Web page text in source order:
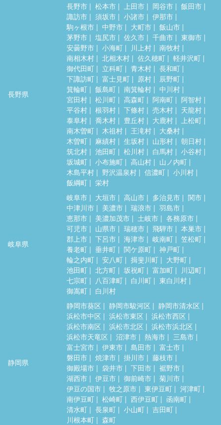
長野県
長野市 松本市 上田市 岡谷市
飯田市
諏訪市
須坂市 小諸市
伊那市
駒ヶ根市
中野市 大町市
飯山市
茅野市
塩尻市 佐久市 千曲市
東御市
安曇野市
小海町 川上村
南牧村
南相木村
北相木村 佐久穂町
軽井沢町
御代田町
立科町 青木村
長和町
下諏訪町
富士見町 原村
辰野町
箕輪町
飯島町 南箕輪村
中川村
宮田村
松川町 高森町 阿南町
阿智村
平谷村
根羽村 下條村 売木村
天龍村
泰阜村
喬木村 豊丘村 大鹿村
上松町
南木曽町
木祖村 王滝村
大桑村
木曽町
麻績村 生坂村 山形村
朝日村
筑北村
池田町 松川村 白馬村
小谷村
坂城町
小布施町 高山村
山ノ内町
木島平村
野沢温泉村 信濃町
小川村
飯綱町
栄村
岐阜県
岐阜市 大垣市 高山市 多治見市
関市
中津川市
美濃市 瑞浪市
羽島市
恵那市
美濃加茂市 土岐市
各務原市
可児市
山県市 瑞穂市 飛騨市
本巣市
郡上市
下呂市 海津市 岐南町
笠松町
養老町
垂井町 関ケ原町
神戸町
輪之内町
安八町 揖斐川町
大野町
池田町
北方町 坂祝町 富加町
川辺町
七宗町
八百津町 白川町
東白川村
御嵩町
白川村
静岡県
静岡市葵区 静岡市駿河区
静岡市清水区
浜松市中区
浜松市東区
浜松市西区
浜松市南区
浜松市北区
浜松市浜北区
浜松市天竜区
沼津市 熱海市
三島市
富士宮市
伊東市 島田市
富士市
磐田市
焼津市 掛川市
藤枝市
御殿場市
袋井市 下田市
裾野市
湖西市
伊豆市 御前崎市
菊川市
伊豆の国市
牧之原市 東伊豆町
河津町
南伊豆町
松崎町 西伊豆町
函南町
清水町
長泉町 小山町
吉田町
川根本町
森町